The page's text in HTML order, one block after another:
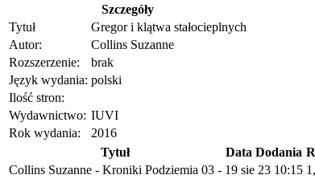
Szczegóły
Tytuł
Gregor i klątwa stałocieplnych
Autor:
Collins Suzanne
Rozszerzenie:
brak
Język wydania: polski
Ilość stron:
Wydawnictwo: IUVI
Rok wydania:
2016
Tytuł
Data Dodania
Collins Suzanne - Kroniki Podziemia 03 - 19 sie 23 10:15